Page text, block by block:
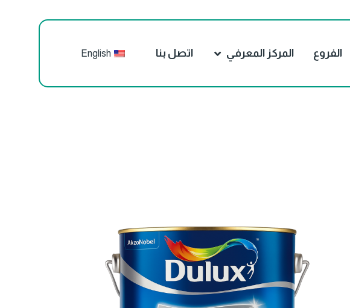
الفروع المركز المعرفي اتصل بنا English